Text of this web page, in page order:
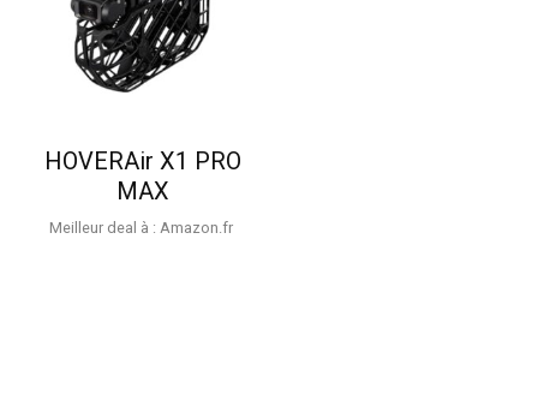
HOVERAir X1 PRO
MAX
Meilleur deal à : Amazon.fr